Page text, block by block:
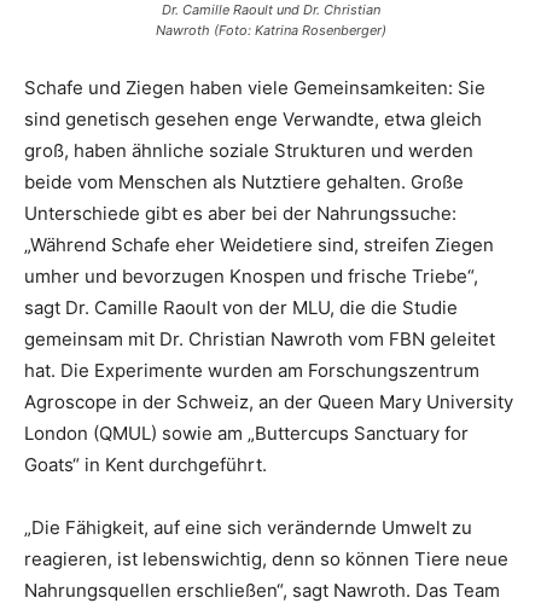
Dr. Camille Raoult und Dr. Christian
Nawroth (Foto: Katrina Rosenberger)
Schafe und Ziegen haben viele Gemeinsamkeiten: Sie
sind genetisch gesehen enge Verwandte, etwa gleich
groß, haben ähnliche soziale Strukturen und werden
beide vom Menschen als Nutztiere gehalten. Große
Unterschiede gibt es aber bei der Nahrungssuche:
„Während Schafe eher Weidetiere sind, streifen Ziegen
umher und bevorzugen Knospen und frische Triebe“,
sagt Dr. Camille Raoult von der MLU, die die Studie
gemeinsam mit Dr. Christian Nawroth vom FBN geleitet
hat. Die Experimente wurden am Forschungszentrum
Agroscope in der Schweiz, an der Queen Mary University
London (QMUL) sowie am „Buttercups Sanctuary for
Goats“ in Kent durchgeführt.
„Die Fähigkeit, auf eine sich verändernde Umwelt zu
reagieren, ist lebenswichtig, denn so können Tiere neue
Nahrungsquellen erschließen“, sagt Nawroth. Das Team